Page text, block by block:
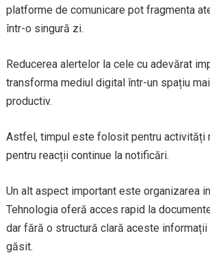
platforme de comunicare pot fragmenta
într-o singură zi.
Reducerea alertelor la cele cu adevărat
transforma mediul digital într-un spațiu
productiv.
Astfel, timpul este folosit pentru activități
pentru reacții continue la notificări.
Un alt aspect important este organizarea
Tehnologia oferă acces rapid la
dar fără o structură clară aceste informații
găsit.